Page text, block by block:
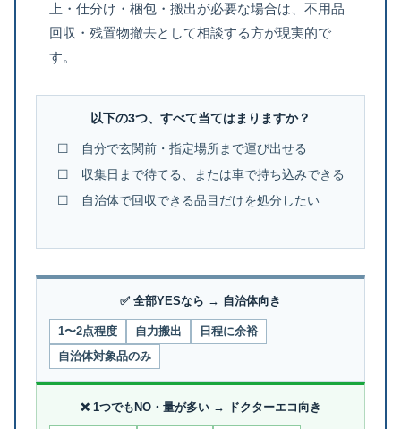
上・仕分け・梱包・搬出が必要な場合は、不用品
回収・残置物撤去として相談する方が現実的で
す。
以下の3つ、すべて当てはまりますか？
☐ 自分で玄関前・指定場所まで運び出せる
☐ 収集日まで待てる、または車で持ち込みできる
☐ 自治体で回収できる品目だけを処分したい
✅ 全部YESなら → 自治体向き
1〜2点程度 自力搬出
日程に余裕
自治体対象品のみ
❌ 1つでもNO・量が多い → ドクターエコ向き